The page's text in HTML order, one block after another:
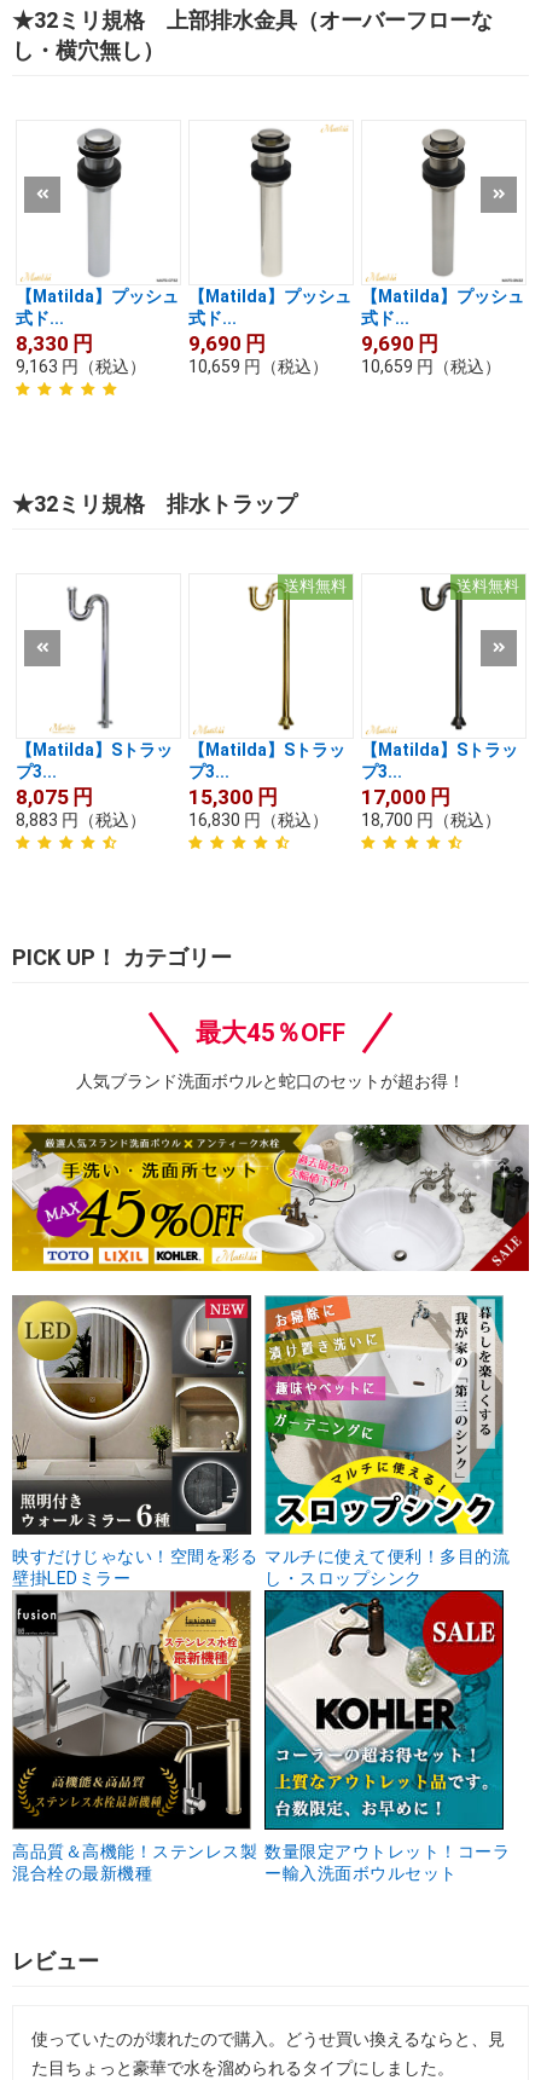
★32ミリ規格 上部排水金具（オーバーフローな
し・横穴無し）
【Matilda】プッシュ
式ド...
8,330 円
9,163 円 （税込）
【Matilda】プッシュ
式ド...
9,690 円
10,659 円 （税込）
【Matilda】プッシュ
式ド...
9,690 円
10,659 円 （税込）
★32ミリ規格 排水トラップ
【Matilda】Sトラッ
プ3...
8,075 円
8,883 円 （税込）
送料無料
【Matilda】Sトラッ
プ3...
15,300 円
16,830 円 （税込）
送料無料
【Matilda】Sトラッ
プ3...
17,000 円
18,700 円 （税込）
PICK UP！ カテゴリー
最大45％OFF
人気ブランド洗面ボウルと蛇口のセットが超お得！
映すだけじゃない！空間を彩る
壁掛LEDミラー
マルチに使えて便利！多目的流
し・スロップシンク
高品質＆高機能！ステンレス製
混合栓の最新機種
数量限定アウトレット！コーラ
ー輸入洗面ボウルセット
レビュー
使っていたのが壊れたので購入。どうせ買い換えるならと、見
た目ちょっと豪華で水を溜められるタイプにしました。